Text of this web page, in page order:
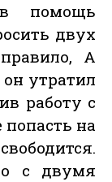
помощь
двух
А
утратил
работу с
на
с двумя